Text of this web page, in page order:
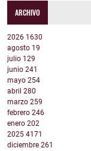
ARCHIVO
2026 1630
agosto 19
julio 129
junio 241
mayo 254
abril 280
marzo 259
febrero 246
enero 202
2025 4171
diciembre 261